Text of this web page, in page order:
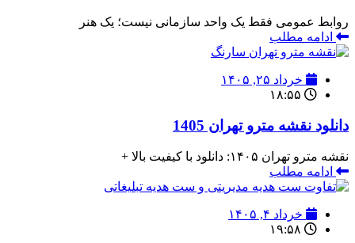
روابط عمومی فقط یک واحد سازمانی نیست؛ یک هنر
ادامه مطلب
خرداد ۲۵, ۱۴۰۵
۱۸:۵۵
دانلود نقشه مترو تهران 1405
نقشه مترو تهران ۱۴۰۵: دانلود با کیفیت بالا +
ادامه مطلب
خرداد ۴, ۱۴۰۵
۱۹:۵۸